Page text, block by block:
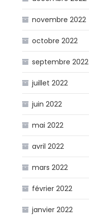
novembre 2022
octobre 2022
septembre 2022
juillet 2022
juin 2022
mai 2022
avril 2022
mars 2022
février 2022
janvier 2022